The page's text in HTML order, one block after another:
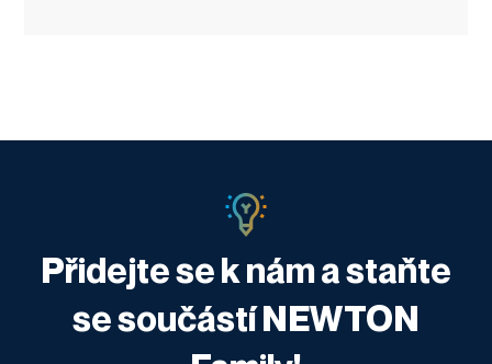
Přidejte se k nám a staňte
se součástí NEWTON